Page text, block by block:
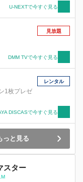
U-NEXTで今すぐ見る
見放題
DMM TVで今すぐ見る
1枚プレゼ
レンタル
DISCASで今すぐ見る
っと見る
スター